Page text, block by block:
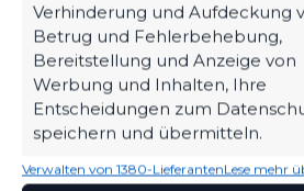
Verhinderung und Aufdeckung
Betrug und Fehlerbehebung,
Bereitstellung und Anzeige von
Werbung und Inhalten, Ihre
Entscheidungen zum
speichern und übermitteln.
Verwalten von 1380-LieferantenLese mehr
OFFIZIELLE VEREINSSEITE